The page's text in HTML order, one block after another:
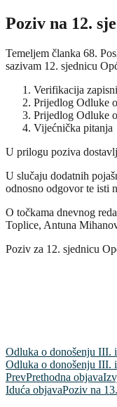
Poziv na 12.
Temeljem članka 68.
sazivam 12. sjednicu
Verifikacija
Prijedlog Odluke
Prijedlog Odluke
Vijećnička pitanja
U prilogu poziva
U slučaju dodatnih
odnosno odgovor te isti
O točkama dnevnog
Toplice, Antuna
Poziv za 12. sjednicu
Odluka o donošenju III.
Odluka o donošenju III.
PrevPrethodna objava
Iduća objavaPoziv na